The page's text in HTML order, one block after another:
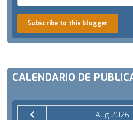
Subscribe to this blogger
CALENDARIO DE
Aug 2026